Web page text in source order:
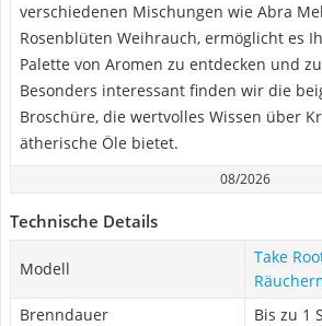
verschiedenen Mischungen wie Abra
Rosenblüten Weihrauch, ermöglicht es
Palette von Aromen zu entdecken und
Besonders interessant finden wir die
Broschüre, die wertvolles Wissen über
ätherische Öle bietet.
08/2026
Technische Details
Modell
Take
Brenndauer
Bis zu 1